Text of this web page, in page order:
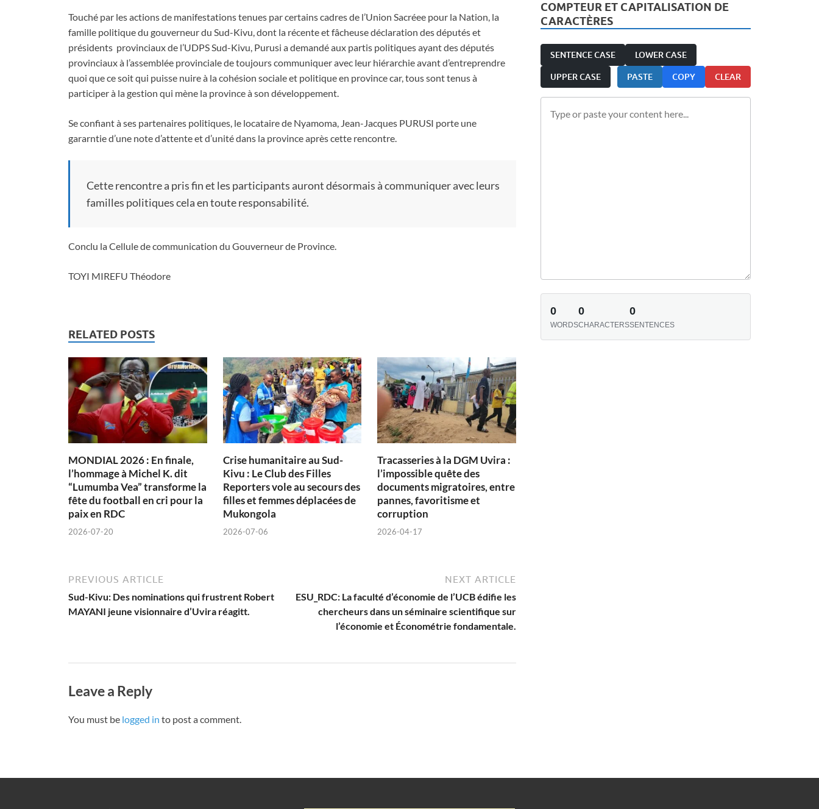
Touché par les actions de manifestations tenues par certains cadres de l’Union Sacréee pour la Nation, la
famille politique du gouverneur du Sud-Kivu, dont la récente et fâcheuse déclaration des députés et
présidents provinciaux de l’UDPS Sud-Kivu, Purusi a demandé aux partis politiques ayant des députés
provinciaux à l’assemblée provinciale de toujours communiquer avec leur hiérarchie avant d’entreprendre
quoi que ce soit qui puisse nuire à la cohésion sociale et politique en province car, tous sont tenus à
participer à la gestion qui mène la province à son développement.
Se confiant à ses partenaires politiques, le locataire de Nyamoma, Jean-Jacques PURUSI porte une
gararntie d’une note d’attente et d’unité dans la province après cette rencontre.
Cette rencontre a pris fin et les participants auront désormais à communiquer avec leurs
familles politiques cela en toute responsabilité.
Conclu la Cellule de communication du Gouverneur de Province.
TOYI MIREFU Théodore
RELATED POSTS
MONDIAL 2026 : En finale,
l’hommage à Michel K. dit
“Lumumba Vea” transforme la
fête du football en cri pour la
paix en RDC
2026-07-20
Crise humanitaire au Sud-
Kivu : Le Club des Filles
Reporters vole au secours des
filles et femmes déplacées de
Mukongola
2026-07-06
Tracasseries à la DGM Uvira :
l’impossible quête des
documents migratoires, entre
pannes, favoritisme et
corruption
2026-04-17
PREVIOUS ARTICLE
Sud-Kivu: Des nominations qui frustrent Robert
MAYANI jeune visionnaire d’Uvira réagitt.
NEXT ARTICLE
ESU_RDC: La faculté d’économie de l’UCB édifie les
chercheurs dans un séminaire scientifique sur
l’économie et Économétrie fondamentale.
Leave a Reply
You must be logged in to post a comment.
COMPTEUR ET CAPITALISATION DE
CARACTÈRES
SENTENCE CASE LOWER CASE
UPPER CASE PASTE COPY CLEAR
0
WORDS
0
CHARACTERS
0
SENTENCES